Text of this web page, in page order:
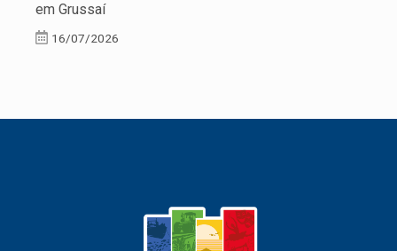
em Grussaí
16/07/2026